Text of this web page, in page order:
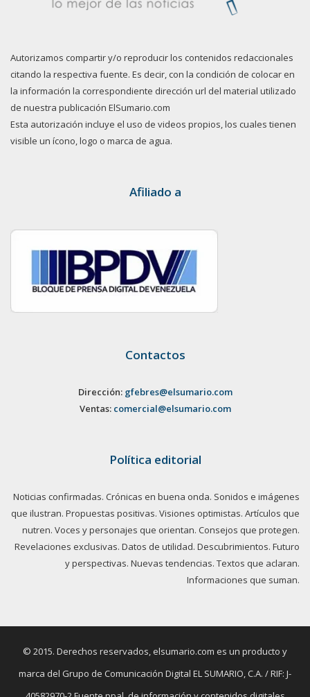
Autorizamos compartir y/o reproducir los contenidos redaccionales
citando la respectiva fuente. Es decir, con la condición de colocar en
la información la correspondiente dirección url del material utilizado
de nuestra publicación ElSumario.com
Esta autorización incluye el uso de videos propios, los cuales tienen
visible un ícono, logo o marca de agua.
Afiliado a
Contactos
Dirección: gfebres@elsumario.com
Ventas: comercial@elsumario.com
Política editorial
Noticias confirmadas. Crónicas en buena onda. Sonidos e imágenes
que ilustran. Propuestas positivas. Visiones optimistas. Artículos que
nutren. Voces y personajes que orientan. Consejos que protegen.
Revelaciones exclusivas. Datos de utilidad. Descubrimientos. Futuro
y perspectivas. Nuevas tendencias. Textos que aclaran.
Informaciones que suman.
© 2015. Derechos reservados, elsumario.com es un producto y
marca del Grupo de Comunicación Digital EL SUMARIO, C.A. / RIF: J-